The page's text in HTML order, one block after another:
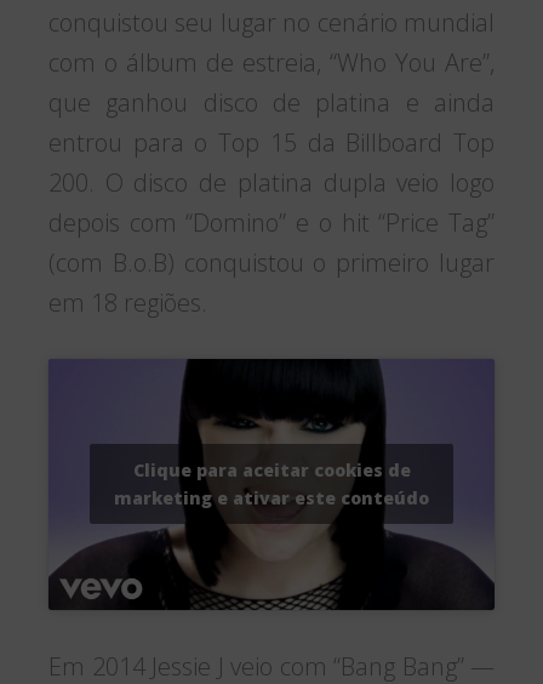
conquistou seu lugar no cenário mundial
com o álbum de estreia, “Who You Are”,
que ganhou disco de platina e ainda
entrou para o Top 15 da Billboard Top
200. O disco de platina dupla veio logo
depois com “Domino” e o hit “Price Tag”
(com B.o.B) conquistou o primeiro lugar
em 18 regiões.
Clique para aceitar cookies de
marketing e ativar este conteúdo
Em 2014 Jessie J veio com “Bang Bang” —